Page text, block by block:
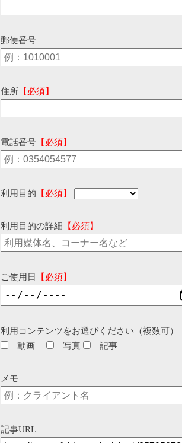
郵便番号
住所 【必須】
電話番号 【必須】
利用目的 【必須】
利用目的の詳細 【必須】
ご使用日 【必須】
利用コンテンツをお選びください（複数可）
動画
写真 記事
メモ
記事URL